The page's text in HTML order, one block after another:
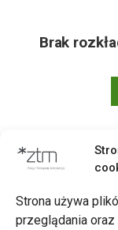
Strona używa
przeglądania oraz
Brak